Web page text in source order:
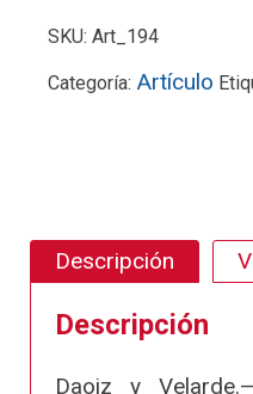
SKU: Art_194
Categoría: Artículo
Descripción
Descripción
Daoiz y